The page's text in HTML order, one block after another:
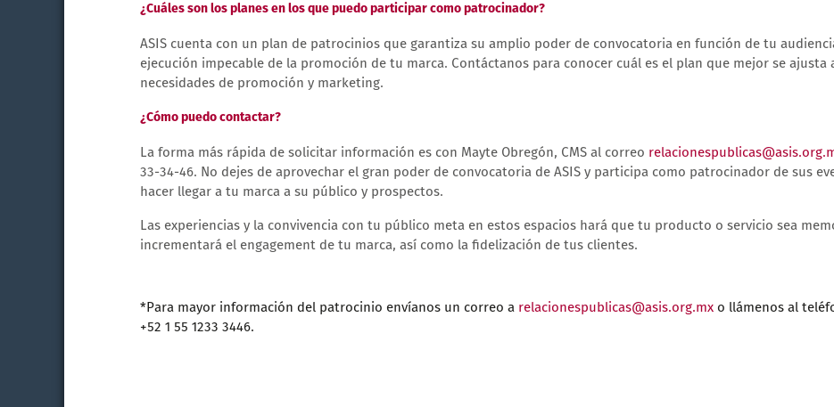
¿Cuáles son los planes en los que puedo participar como patrocinador?
ASIS cuenta con un plan de patrocinios que garantiza su amplio poder de convocatoria en función de tu
ejecución impecable de la promoción de tu marca. Contáctanos para conocer cuál es el plan que mejor se ajusta
necesidades de promoción y marketing.
¿Cómo puedo contactar?
La forma más rápida de solicitar información es con Mayte Obregón, CMS al correo
33-34-46. No dejes de aprovechar el gran poder de convocatoria de ASIS y participa como patrocinador de sus
hacer llegar a tu marca a su público y prospectos.
Las experiencias y la convivencia con tu público meta en estos espacios hará que tu producto o servicio sea
incrementará el engagement de tu marca, así como la fidelización de tus clientes.
*Para mayor información del patrocinio envíanos un correo a relacionespublicas@asis.org.mx o llámenos al
+52 1 55 1233 3446.